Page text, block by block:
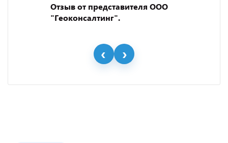
Отзыв от представителя ООО
"Геоконсалтинг".